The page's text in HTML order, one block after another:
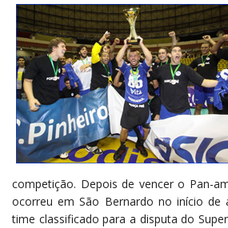
competição. Depois de vencer o Pan-
ocorreu em São Bernardo no início de
time classificado para a disputa do